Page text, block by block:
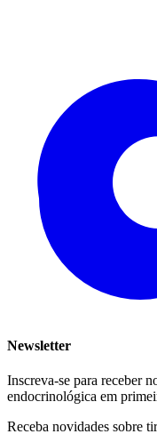
Newsletter
Inscreva-se para receber
endocrinológica em
Receba novidades sobre